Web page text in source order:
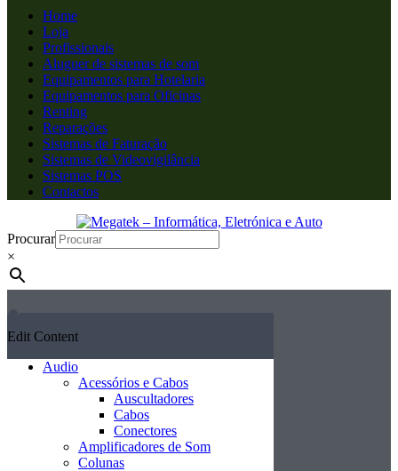
Home
Loja
Profissionais
Aluguer de sistemas de som
Equipamentos para Hotelaria
Equipamentos para Oficinas
Renting
Reparações
Sistemas de Faturação
Sistemas de Videovigilância
Sistemas POS
Contactos
Procurar
×
Edit Content
Audio
Acessórios e Cabos
Auscultadores
Cabos
Conectores
Amplificadores de Som
Colunas